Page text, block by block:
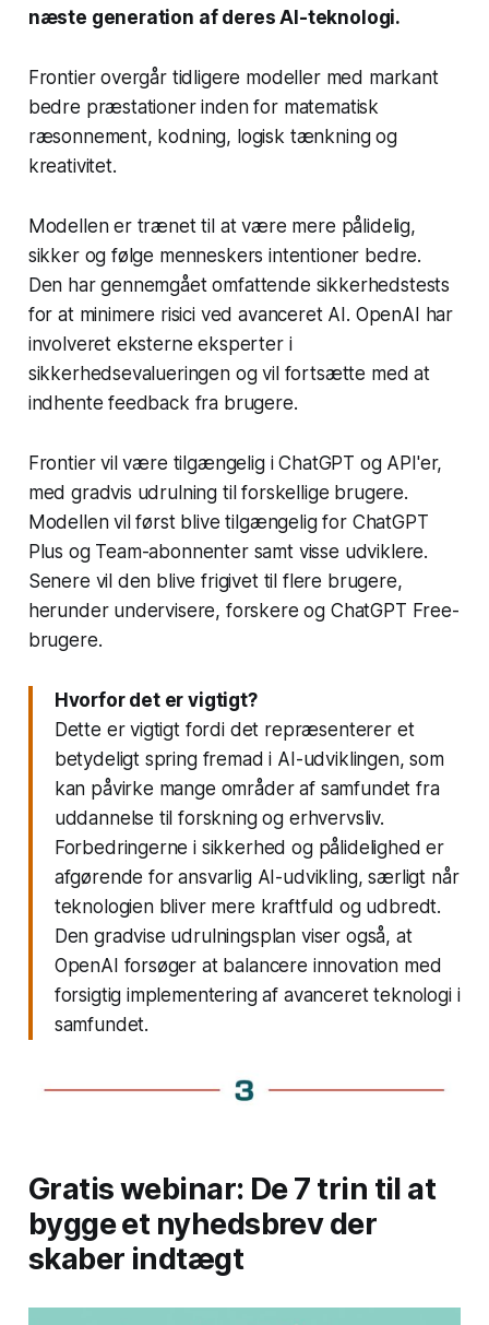
næste generation af deres AI-teknologi.
Frontier overgår tidligere modeller med markant
bedre præstationer inden for matematisk
ræsonnement, kodning, logisk tænkning og
kreativitet.
Modellen er trænet til at være mere pålidelig,
sikker og følge menneskers intentioner bedre.
Den har gennemgået omfattende sikkerhedstests
for at minimere risici ved avanceret AI. OpenAI har
involveret eksterne eksperter i
sikkerhedsevalueringen og vil fortsætte med at
indhente feedback fra brugere.
Frontier vil være tilgængelig i ChatGPT og API'er,
med gradvis udrulning til forskellige brugere.
Modellen vil først blive tilgængelig for ChatGPT
Plus og Team-abonnenter samt visse udviklere.
Senere vil den blive frigivet til flere brugere,
herunder undervisere, forskere og ChatGPT Free-
brugere.
Hvorfor det er vigtigt?
Dette er vigtigt fordi det repræsenterer et
betydeligt spring fremad i AI-udviklingen, som
kan påvirke mange områder af samfundet fra
uddannelse til forskning og erhvervsliv.
Forbedringerne i sikkerhed og pålidelighed er
afgørende for ansvarlig AI-udvikling, særligt når
teknologien bliver mere kraftfuld og udbredt.
Den gradvise udrulningsplan viser også, at
OpenAI forsøger at balancere innovation med
forsigtig implementering af avanceret teknologi i
samfundet.
Gratis webinar: De 7 trin til at
bygge et nyhedsbrev der
skaber indtægt